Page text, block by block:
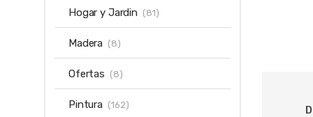
Hogar y Jardin (81)
Madera (8)
Ofertas (8)
Pintura (162)